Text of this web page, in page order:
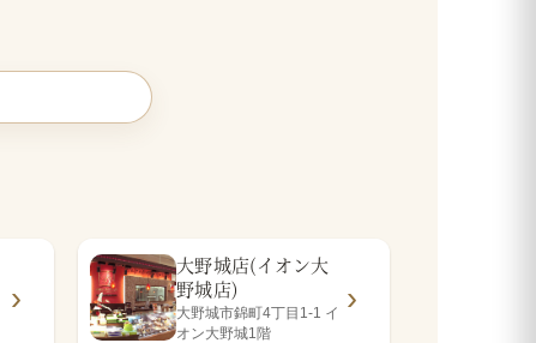
大野城店(イオン大
野城店)
大野城市錦町4丁目1-1 イ
オン大野城1階